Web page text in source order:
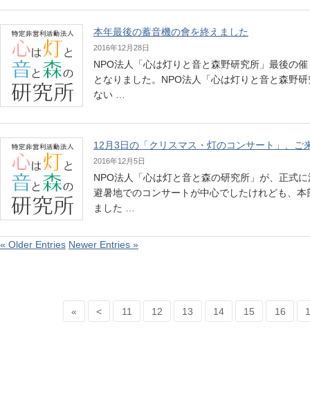
本年最後の蓄音機の會を終えました
2016年12月28日
NPO法人「心は灯りと音と森野研究所」最後の
となりました。NPO法人「心は灯りと音と森野
ない …
12月3日の「クリスマス・灯のコンサート」、ご
2016年12月5日
NPO法人「心は灯と音と森の研究所」が、正式
避暑地でのコンサートが中心でしたけれども、
ました …
« Older Entries Newer Entries »
« < 11 12 13 14 15 16